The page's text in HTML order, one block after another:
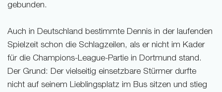
gebunden.
Auch in Deutschland bestimmte Dennis in der laufenden
Spielzeit schon die Schlagzeilen, als er nicht im Kader
für die Champions-League-Partie in Dortmund stand.
Der Grund: Der vielseitig einsetzbare Stürmer durfte
nicht auf seinem Lieblingsplatz im Bus sitzen und stieg